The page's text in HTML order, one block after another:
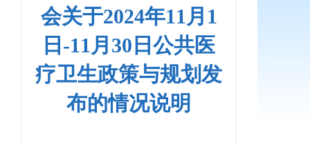
会关于2024年11月1
日-11月30日公共医
疗卫生政策与规划发
布的情况说明